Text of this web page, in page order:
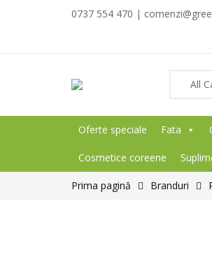
0737 554 470 |
Oferte speciale Fata
Cosmetice coreene
Prima pagină Branduri